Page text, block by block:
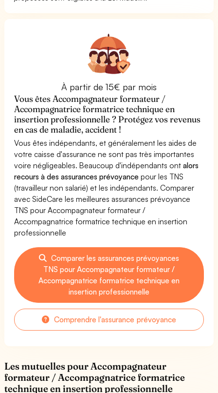
À partir de 15€ par mois
Vous êtes Accompagnateur formateur /
Accompagnatrice formatrice technique en
insertion professionnelle ? Protégez vos revenus
en cas de maladie, accident !
Vous êtes indépendants, et généralement les aides de
votre caisse d'assurance ne sont pas très importantes
voire négligeables. Beaucoup d'indépendants ontalors
recours à des assurances prévoyance pour les TNS
(travailleur non salarié) et les indépendants. Comparer
avec SideCare les meilleures assurances prévoyance
TNS pour Accompagnateur formateur /
Accompagnatrice formatrice technique en insertion
professionnelle
Comparer les assurances prévoyances
TNS pour Accompagnateur formateur /
Accompagnatrice formatrice technique en
insertion professionnelle
Comprendre l'assurance prévoyance
Les mutuelles pour Accompagnateur
formateur / Accompagnatrice formatrice
technique en insertion professionnelle